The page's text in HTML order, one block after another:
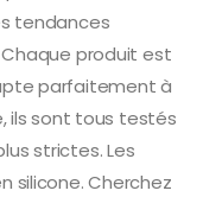
tendances
produit est
parfaitement à
ils sont tous testés
strictes. Les
silicone. Cherchez